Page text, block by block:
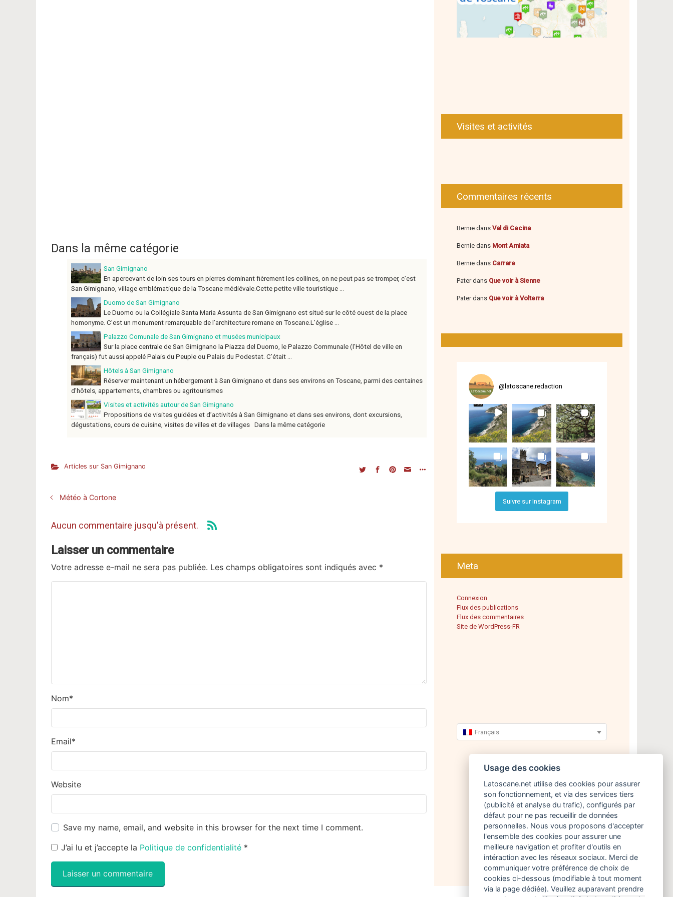
Dans la même catégorie
San Gimignano
En apercevant de loin ses tours en pierres dominant fièrement les collines, on ne peut pas se tromper, c’est
San Gimignano, village emblématique de la Toscane médiévale.Cette petite ville touristique ...
Duomo de San Gimignano
Le Duomo ou la Collégiale Santa Maria Assunta de San Gimignano est situé sur le côté ouest de la place
homonyme. C’est un monument remarquable de l’architecture romane en Toscane.L’église ...
Palazzo Comunale de San Gimignano et musées municipaux
Sur la place centrale de San Gimignano la Piazza del Duomo, le Palazzo Communale (l’Hôtel de ville en
français) fut aussi appelé Palais du Peuple ou Palais du Podestat. C’était ...
Hôtels à San Gimignano
Réserver maintenant un hébergement à San Gimignano et dans ses environs en Toscane, parmi des centaines
d’hôtels, appartements, chambres ou agritourismes
Visites et activités autour de San Gimignano
Propositions de visites guidées et d’activités à San Gimignano et dans ses environs, dont excursions,
dégustations, cours de cuisine, visites de villes et de villages Dans la même catégorie
Articles sur San Gimignano
Météo à Cortone
Aucun commentaire jusqu'à présent.
Laisser un commentaire
Votre adresse e-mail ne sera pas publiée. Les champs obligatoires sont indiqués avec *
Nom*
Email*
Website
Save my name, email, and website in this browser for the next time I comment.
J’ai lu et j’accepte la Politique de confidentialité *
Visites et activités
Commentaires récents
Bernie dans Val di Cecina
Bernie dans Mont Amiata
Bernie dans Carrare
Paterdans Que voir à Sienne
Paterdans Que voir à Volterra
@ latoscane.redaction
Suivre sur Instagram
Meta
Connexion
Flux des publications
Flux des commentaires
Site de WordPress-FR
Français
Usage des cookies
Latoscane.net utilise des cookies pour assurer
son fonctionnement, et via des services tiers
(publicité et analyse du trafic), configurés par
défaut pour ne pas recueillir de données
personnelles. Nous vous proposons d'accepter
l'ensemble des cookies pour assurer une
meilleure navigation et profiter d'outils en
intéraction avec les réseaux sociaux. Merci de
communiquer votre préférence de choix de
cookies ci-dessous (modifiable à tout moment
via la page dédiée). Veuillez auparavant prendre